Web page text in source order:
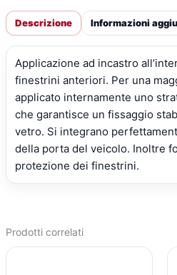
Descrizione Informazioni
Applicazione ad incastro
finestrini anteriori. Per una
applicato internamente uno
che garantisce un fissaggio
vetro. Si integrano
della porta del veicolo. Inoltre
protezione dei finestrini.
Prodotti correlati